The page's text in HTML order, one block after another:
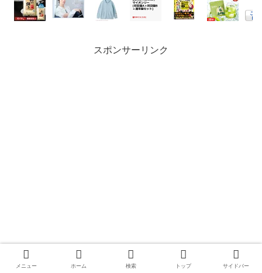
スポンサーリンク
メニュー ホーム 検索 トップ サイドバー